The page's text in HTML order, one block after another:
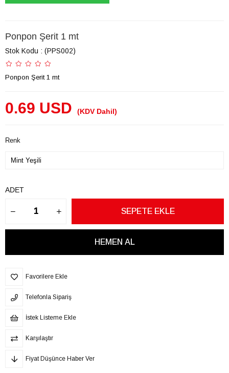
Ponpon Şerit 1 mt
Stok Kodu (PPS002)
Ponpon Şerit 1 mt
0.69 USD (KDV Dahil)
Renk
ADET
Favorilere Ekle
Telefonla Sipariş
İstek Listeme Ekle
Karşılaştır
Fiyat Düşünce Haber Ver